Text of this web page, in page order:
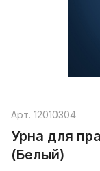
Арт. 12010304
Урна для
(Белый)